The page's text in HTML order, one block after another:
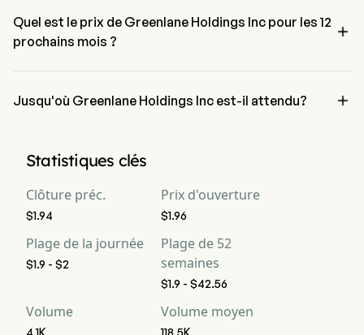
Quel est le prix de Greenlane Holdings Inc pour les 12
prochains mois ?

Jusqu'où Greenlane Holdings Inc est-il attendu? 
Statistiques clés
Clôture préc.
$1.94
Prix d'ouverture
$1.96
Plage de la journée
$1.9 - $2
Plage de 52
semaines
$1.9 - $42.56
Volume
4.1K
Volume moyen
118.5K